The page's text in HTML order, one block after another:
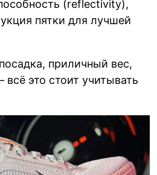
(reflectivity),
пятки для лучшей
приличный вес,
это стоит учитывать